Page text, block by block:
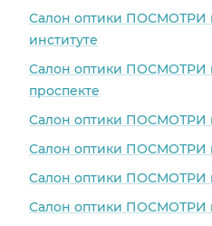
Салон оптики ПОСМОТРИ
институте
Салон оптики ПОСМОТРИ
проспекте
Салон оптики ПОСМОТРИ
Салон оптики ПОСМОТРИ
Салон оптики ПОСМОТРИ
Салон оптики ПОСМОТРИ